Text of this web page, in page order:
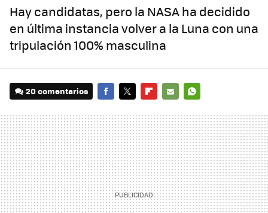
Hay candidatas, pero la NASA ha decidido
en última instancia volver a la Luna con una
tripulación 100% masculina
20 comentarios
MAIL